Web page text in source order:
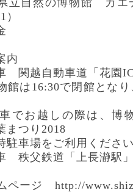
内
自動車道「花園IC
16:30で閉館となり
しの際は、博物
まつり2018
をご利用くださ
鉄道「上長瀞駅」
ページ http://